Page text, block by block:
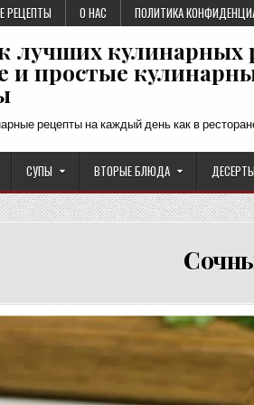
РЕЦЕПТЫ О НАС ПОЛИТИКА
лучших кулинарных
и простые
рецепты на каждый день как в
СУПЫ ВТОРЫЕ БЛЮДА ДЕСЕРТЫ